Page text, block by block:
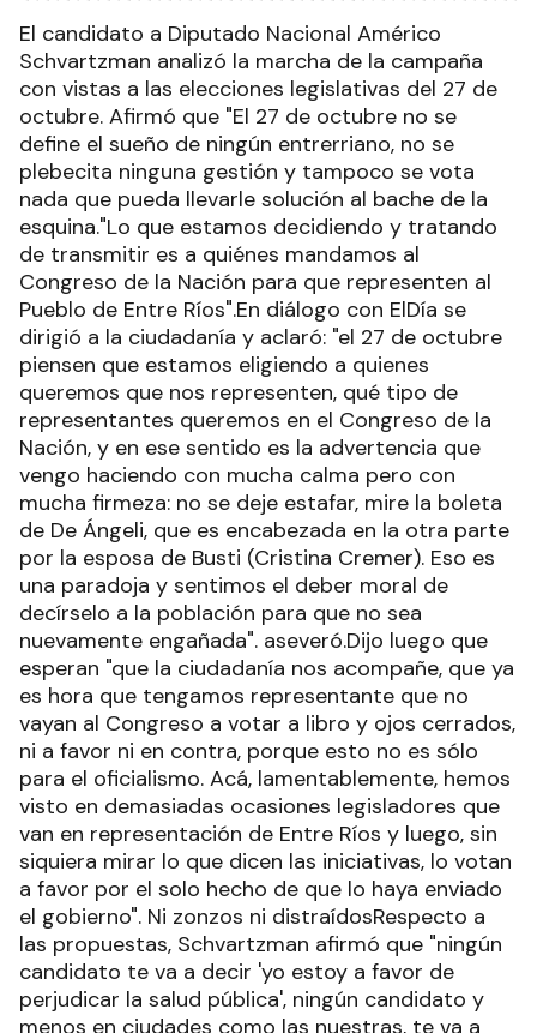
El candidato a Diputado Nacional Américo
Schvartzman analizó la marcha de la campaña
con vistas a las elecciones legislativas del 27 de
octubre. Afirmó que "El 27 de octubre no se
define el sueño de ningún entrerriano, no se
plebecita ninguna gestión y tampoco se vota
nada que pueda llevarle solución al bache de la
esquina."Lo que estamos decidiendo y tratando
de transmitir es a quiénes mandamos al
Congreso de la Nación para que representen al
Pueblo de Entre Ríos".En diálogo con ElDía se
dirigió a la ciudadanía y aclaró: "el 27 de octubre
piensen que estamos eligiendo a quienes
queremos que nos representen, qué tipo de
representantes queremos en el Congreso de la
Nación, y en ese sentido es la advertencia que
vengo haciendo con mucha calma pero con
mucha firmeza: no se deje estafar, mire la boleta
de De Ángeli, que es encabezada en la otra parte
por la esposa de Busti (Cristina Cremer). Eso es
una paradoja y sentimos el deber moral de
decírselo a la población para que no sea
nuevamente engañada". aseveró.Dijo luego que
esperan "que la ciudadanía nos acompañe, que ya
es hora que tengamos representante que no
vayan al Congreso a votar a libro y ojos cerrados,
ni a favor ni en contra, porque esto no es sólo
para el oficialismo. Acá, lamentablemente, hemos
visto en demasiadas ocasiones legisladores que
van en representación de Entre Ríos y luego, sin
siquiera mirar lo que dicen las iniciativas, lo votan
a favor por el solo hecho de que lo haya enviado
el gobierno". Ni zonzos ni distraídosRespecto a
las propuestas, Schvartzman afirmó que "ningún
candidato te va a decir 'yo estoy a favor de
perjudicar la salud pública', ningún candidato y
menos en ciudades como las nuestras, te va a